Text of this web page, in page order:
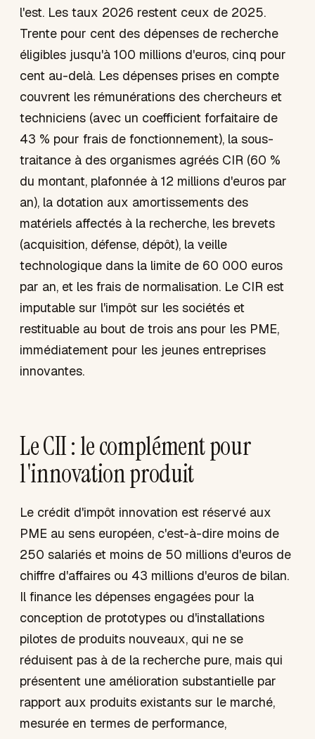
l'est. Les taux 2026 restent ceux de 2025.
Trente pour cent des dépenses de recherche
éligibles jusqu'à 100 millions d'euros, cinq pour
cent au-delà. Les dépenses prises en compte
couvrent les rémunérations des chercheurs et
techniciens (avec un coefficient forfaitaire de
43 % pour frais de fonctionnement), la sous-
traitance à des organismes agréés CIR (60 %
du montant, plafonnée à 12 millions d'euros par
an), la dotation aux amortissements des
matériels affectés à la recherche, les brevets
(acquisition, défense, dépôt), la veille
technologique dans la limite de 60 000 euros
par an, et les frais de normalisation. Le CIR est
imputable sur l'impôt sur les sociétés et
restituable au bout de trois ans pour les PME,
immédiatement pour les jeunes entreprises
innovantes.
Le CII : le complément pour
l'innovation produit
Le crédit d'impôt innovation est réservé aux
PME au sens européen, c'est-à-dire moins de
250 salariés et moins de 50 millions d'euros de
chiffre d'affaires ou 43 millions d'euros de bilan.
Il finance les dépenses engagées pour la
conception de prototypes ou d'installations
pilotes de produits nouveaux, qui ne se
réduisent pas à de la recherche pure, mais qui
présentent une amélioration substantielle par
rapport aux produits existants sur le marché,
mesurée en termes de performance,